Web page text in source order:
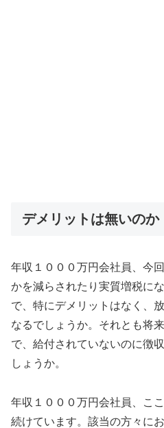
デメリットは無いのか
年収１０００万円会社員、今
かを減らされたり実質増税に
で、特にデメリットはなく、
なるでしょうか。それとも将
で、給付されていないのに徴
しょうか。
年収１０００万円会社員、こ
続けています。該当の方々に